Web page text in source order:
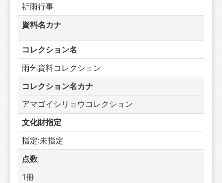
祈雨行事
資料名カナ
コレクション名
雨乞資料コレクション
コレクション名カナ
アマゴイシリョウコレクション
文化財指定
指定:未指定
点数
1冊